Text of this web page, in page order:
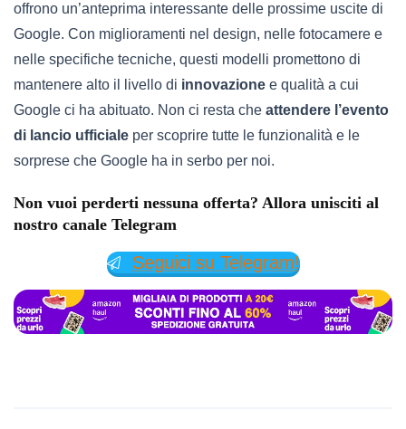
offrono un’anteprima interessante delle prossime uscite di
Google. Con miglioramenti nel design, nelle fotocamere e
nelle specifiche tecniche, questi modelli promettono di
mantenere alto il livello di innovazione e qualità a cui
Google ci ha abituato. Non ci resta che attendere l’evento
di lancio ufficiale per scoprire tutte le funzionalità e le
sorprese che Google ha in serbo per noi.
Non vuoi perderti nessuna offerta? Allora unisciti al
nostro canale Telegram
Seguici su Telegram!